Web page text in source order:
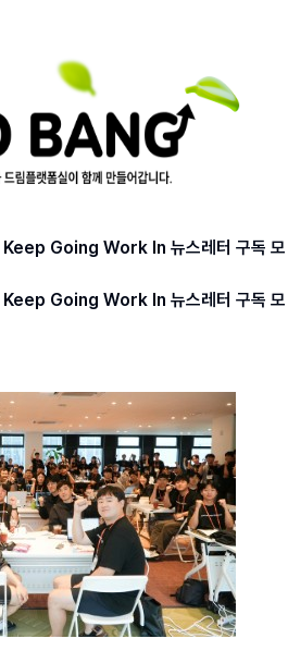
Keep Going Work In 뉴스레터 구독 모
Keep Going Work In 뉴스레터 구독 모